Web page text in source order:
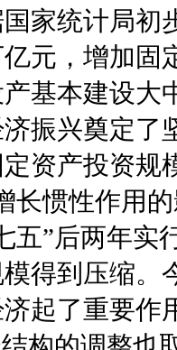
家统计局初
元，增加固
基本建设
振兴奠定了
资产投资规
长惯性作用
五”后两年实
得到压缩
起了重要作